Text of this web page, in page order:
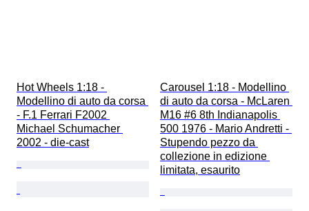
Hot Wheels 1:18 -
Modellino di auto da corsa
- F.1 Ferrari F2002
Michael Schumacher
2002 - die-cast
Carousel 1:18 - Modellino
di auto da corsa - McLaren
M16 #6 8th Indianapolis
500 1976 - Mario Andretti -
Stupendo pezzo da
collezione in edizione
limitata, esaurito